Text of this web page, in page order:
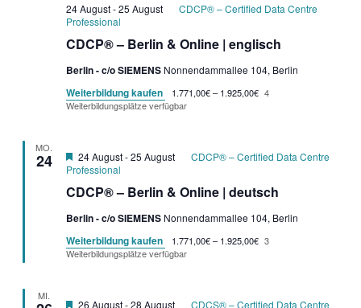
CDCP® – Berlin & Online | englisch
24 August-25 August
CDCP® – Certified Data Centre
Professional
Berlin - c/o SIEMENS Nonnendammallee 104, Berlin
Weiterbildung kaufen 1.771,00€ – 1.925,00€ 4
Weiterbildungsplätze verfügbar
MO.
24
CDCP® – Berlin & Online | deutsch
Garantietermin
24 August-25 August
CDCP® – Certified Data Centre
Professional
Berlin - c/o SIEMENS Nonnendammallee 104, Berlin
Weiterbildung kaufen 1.771,00€ – 1.925,00€ 3
Weiterbildungsplätze verfügbar
MI.
Garantietermin
26 August-28 August
CDCS® – Certified Data Centre